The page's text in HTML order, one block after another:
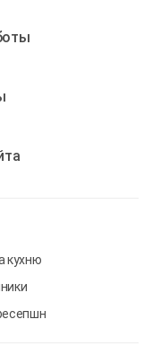
кухню